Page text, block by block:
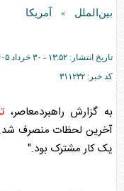
بین‌الملل » آمریکا
تاریخ انتشار: ۱۳:۵۲ - ۳۰ خرداد ۱۴۰۵ -
کد خبر: ۳۱۱۲۳۲
به گزارش راهبردمعاصر،
آخرین لحظات منصرف شد.
یک کار مشترک بود."